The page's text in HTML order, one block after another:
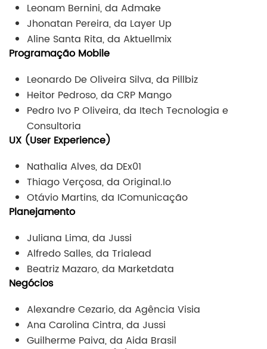
Leonam Bernini, da Admake
Jhonatan Pereira, da Layer Up
Aline Santa Rita, da Aktuellmix
Programação Mobile
Leonardo De Oliveira Silva, da Pillbiz
Heitor Pedroso, da CRP Mango
Pedro Ivo P Oliveira, da Itech Tecnologia e
Consultoria
UX (User Experience)
Nathalia Alves, da DEx01
Thiago Verçosa, da Original.Io
Otávio Martins, da IComunicação
Planejamento
Juliana Lima, da Jussi
Alfredo Salles, da Trialead
Beatriz Mazaro, da Marketdata
Negócios
Alexandre Cezario, da Agência Visia
Ana Carolina Cintra, da Jussi
Guilherme Paiva, da Aida Brasil